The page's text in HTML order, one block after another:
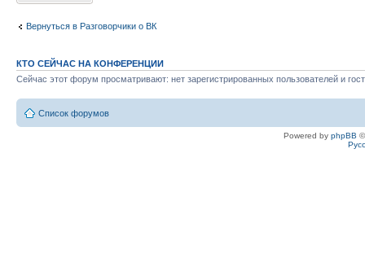
Вернуться в Разговорчики о ВК
КТО СЕЙЧАС НА КОНФЕРЕНЦИИ
Сейчас этот форум просматривают: нет зарегистрированных пользователей и
Список форумов
Powered by phpBB